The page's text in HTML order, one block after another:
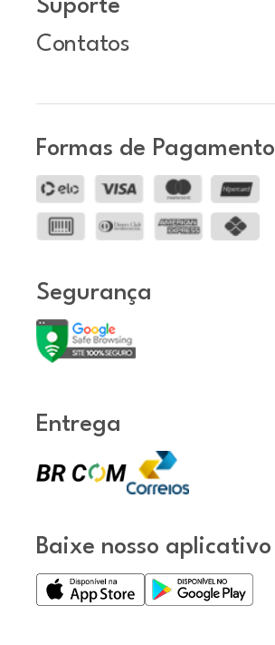
Suporte
Contatos
Formas de Pagamento
Segurança
Entrega
Baixe nosso aplicativo